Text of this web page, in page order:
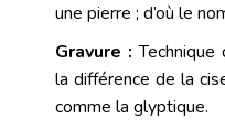
une pierre ; d’où le
Gravure : Technique
la différence de la
comme laglyptique.